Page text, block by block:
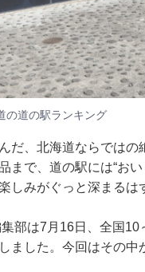
の道の駅ランキング
だ、北海道ならでは
まで、道の駅には“お
しみがぐっと深まるは
部は7月16日、全国
ました。今回はその